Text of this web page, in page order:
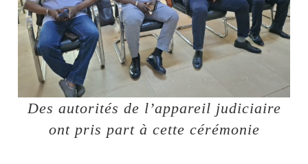
Des autorités de l’appareil judiciaire
ont pris part à cette cérémonie